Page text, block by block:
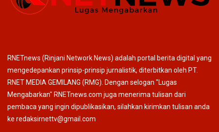
RNETnews (Rinjani Network News) adalah portal berita digital yang
mengedepankan prinsip-prinsip jurnalistik, diterbitkan oleh PT.
RNET MEDIA GEMILANG (RMG). Dengan selogan "Lugas
Mengabarkan" RNETnews.com juga menerima tulisan dari
pembaca yang ingin dipublikasikan, silahkan kirimkan tulisan anda
ke redaksirnettv@gmail.com